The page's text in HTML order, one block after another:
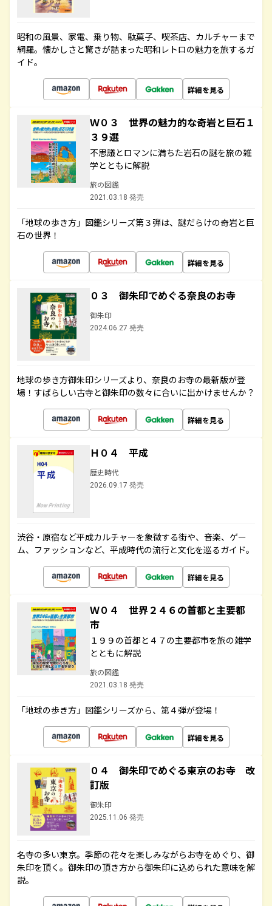
昭和の風景、家電、乗り物、駄菓子、喫茶店、カルチャーまで
網羅。懐かしさと驚きが詰まった昭和レトロの魅力を旅するガ
イド。
詳細を見る
Ｗ０３ 世界の魅力的な奇岩と巨石１
３９選
不思議とロマンに満ちた岩石の謎を旅の雑
学とともに解説
旅の図鑑
2021.03.18 発売
「地球の歩き方」図鑑シリーズ第３弾は、謎だらけの奇岩と巨
石の世界！
詳細を見る
０３ 御朱印でめぐる奈良のお寺
御朱印
2024.06.27 発売
地球の歩き方御朱印シリーズより、奈良のお寺の最新版が登
場！すばらしい古寺と御朱印の数々に合いに出かけませんか？
詳細を見る
Ｈ０４ 平成
歴史時代
2026.09.17 発売
渋谷・原宿など平成カルチャーを象徴する街や、音楽、ゲー
ム、ファッションなど、平成時代の流行と文化を巡るガイド。
詳細を見る
Ｗ０４ 世界２４６の首都と主要都
市
１９９の首都と４７の主要都市を旅の雑学
とともに解説
旅の図鑑
2021.03.18 発売
「地球の歩き方」図鑑シリーズから、第４弾が登場！
詳細を見る
０４ 御朱印でめぐる東京のお寺 改
訂版
御朱印
2025.11.06 発売
名寺の多い東京。季節の花々を楽しみながらお寺をめぐり、御
朱印を頂く。御朱印の頂き方から御朱印に込められた意味を解
説。